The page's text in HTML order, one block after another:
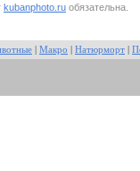
kubanphoto.ru обязательна.
Макро Натюрморт